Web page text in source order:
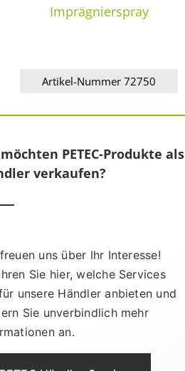
Imprägnierspray
Artikel-Nummer 72750
PETEC-Produkte als
verkaufen?
uns über Ihr Interesse!
Sie hier, welche Services
unsere Händler anbieten und
Sie unverbindlich mehr
an.